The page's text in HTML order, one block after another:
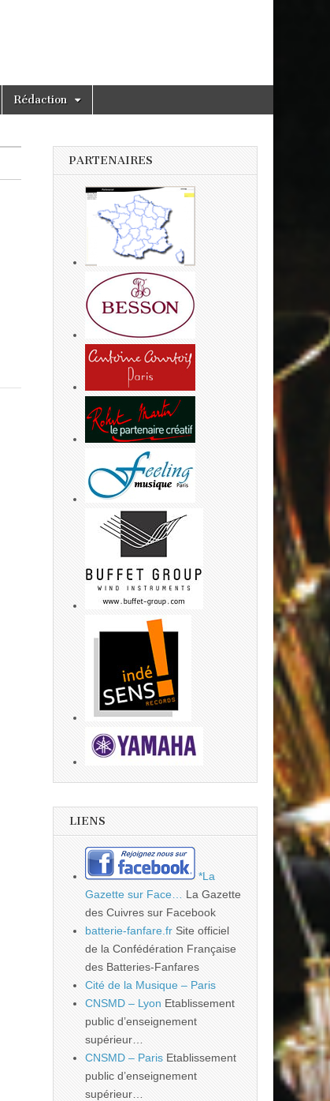
Rédaction
PARTENAIRES
LIENS
*La
Gazette sur Face…
La Gazette
des Cuivres sur Facebook
batterie-fanfare.fr Site officiel
de la Confédération Française
des Batteries-Fanfares
Cité de la Musique – Paris
CNSMD – Lyon Etablissement
public d’enseignement
supérieur…
CNSMD – Paris Etablissement
public d’enseignement
supérieur…